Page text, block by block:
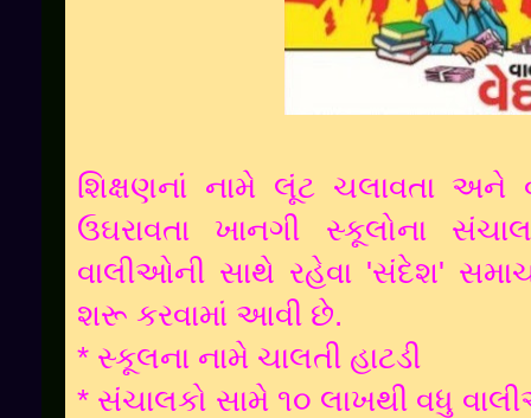
શિક્ષણનાં નામે લૂંટ ચલાવતા અને
ઉઘરાવતા ખાનગી સ્કૂલોના
વાલીઓની સાથે રહેવા 'સંદેશ'
શરૂ કરવામાં આવી છે.
* સ્કૂલના નામે ચાલતી હાટડી
* સંચાલકો સામે ૧૦ લાખથી વધુ